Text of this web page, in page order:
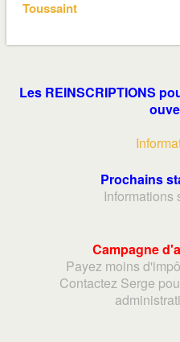
Toussaint
Les REINSCRIPTIONS
Prochains
Informations
Campagne
Payez moins
Contactez Serge
adminis